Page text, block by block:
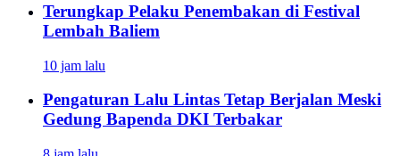
Terungkap Pelaku Penembakan di Festival
Lembah Baliem
10 jam lalu
Pengaturan Lalu Lintas Tetap Berjalan Meski
Gedung Bapenda DKI Terbakar